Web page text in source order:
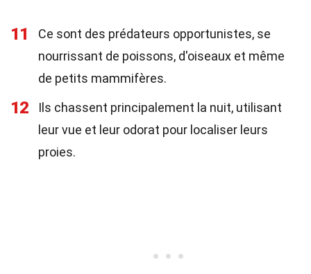
11
Ce sont des prédateurs opportunistes, se
nourrissant de poissons, d'oiseaux et même
de petits mammifères.
12
Ils chassent principalement la nuit, utilisant
leur vue et leur odorat pour localiser leurs
proies.